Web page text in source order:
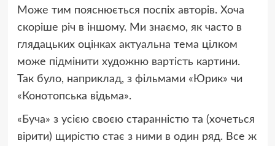
Може тим пояснюється поспіх авторів. Хоча
скоріше річ в іншому. Ми знаємо, як часто в
глядацьких оцінках актуальна тема цілком
може підмінити художню вартість картини.
Так було, наприклад, з фільмами «Юрик» чи
«Конотопська відьма».
«Буча» з усією своєю старанністю та (хочеться
вірити) щирістю стає з ними в один ряд. Все ж